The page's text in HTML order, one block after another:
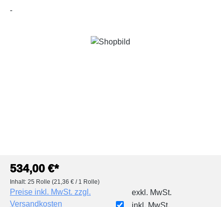
-
Bildergalerie überspringen
534,00 €*
Inhalt: 25 Rolle (21,36 € / 1 Rolle)
Preise inkl. MwSt. zzgl.
Versandkosten
exkl. MwSt.
inkl. MwSt.